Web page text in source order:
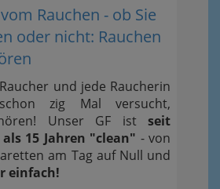
Rauchen - ob Sie
oder nicht: Rauchen
und jede Raucherin
zig Mal versucht,
Unser GF ist seit
15 Jahren "clean" - von
am Tag auf Null und
einfach!